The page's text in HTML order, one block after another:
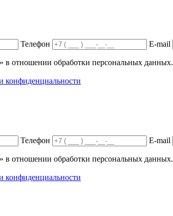
Телефон E-mail
отношении обработки персональных данных.
конфиденциальности
Телефон E-mail
отношении обработки персональных данных.
конфиденциальности